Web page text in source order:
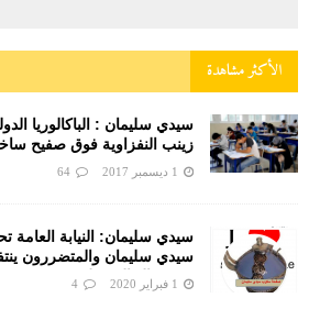
الأكثر مشاهدة
سيدي سليمان : الباكالوريا
زينب النفزاوية فوق صفيح
1 ديسمبر 2017 64
سيدي سليمان: النيابة
سيدي سليمان والمتضررون
من رجال الشرطة
1 فبراير 2020 4